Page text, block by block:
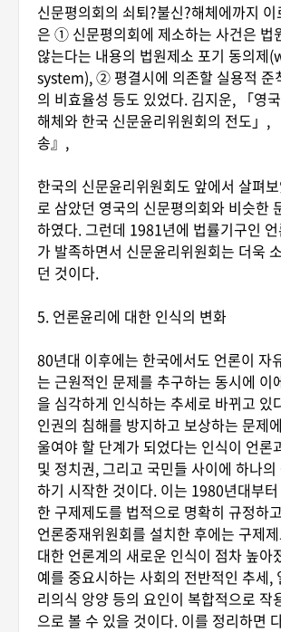
신문평의회의 쇠퇴?불신?해체에까지
은 ① 신문평의회에 제소하는 사건은 법
않는다는 내용의 법원제소 포기 동의제
system), ② 평결시에 의존할 실용적 준
의 비효율성 등도 있었다. 김지운, 「영
해체와 한국 신문윤리위원회의 전도」,
송』,
한국의 신문윤리위원회도 앞에서 살펴
로 삼았던 영국의 신문평의회와 비슷한
하였다. 그런데 1981년에 법률기구인
가 발족하면서 신문윤리위원회는 더욱
던 것이다.
5. 언론윤리에 대한 인식의 변화
80년대 이후에는 한국에서도 언론이 자
는 근원적인 문제를 추구하는 동시에 이
을 심각하게 인식하는 추세로 바뀌고 있
인권의 침해를 방지하고 보상하는 문제
울여야 할 단계가 되었다는 인식이 언론
및 정치권, 그리고 국민들 사이에 하나
하기 시작한 것이다. 이는 1980년대부
한 구제제도를 법적으로 명확히 규정하
언론중재위원회를 설치한 후에는 구제
대한 언론계의 새로운 인식이 점차 높아
예를 중요시하는 사회의 전반적인 추세,
리의식 앙양 등의 요인이 복합적으로 작
으로 볼 수 있을 것이다. 이를 정리하면